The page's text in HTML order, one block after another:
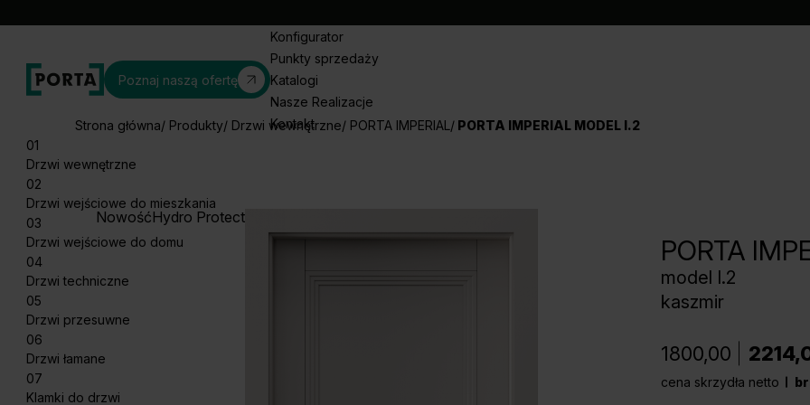
Poznaj naszą ofertę
Konfigurator
Punkty sprzedaży
Katalogi
Nasze Realizacje
Kontakt
01
Drzwi wewnętrzne
02
Drzwi wejściowe do mieszkania
03
Drzwi wejściowe do domu
04
Drzwi techniczne
05
Drzwi przesuwne
06
Drzwi łamane
07
Klamki do drzwi
Strona główna Produkty Drzwi wewnętrzne PORTA IMPERIAL PORTA IMPERIAL MODEL I.2
NowośćHydro Protect
PORTA
model I.2
kaszmir
1800,00
cena skrzydła netto